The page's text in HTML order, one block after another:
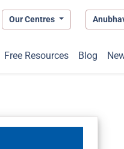
Our Centres
Free Resources Blog